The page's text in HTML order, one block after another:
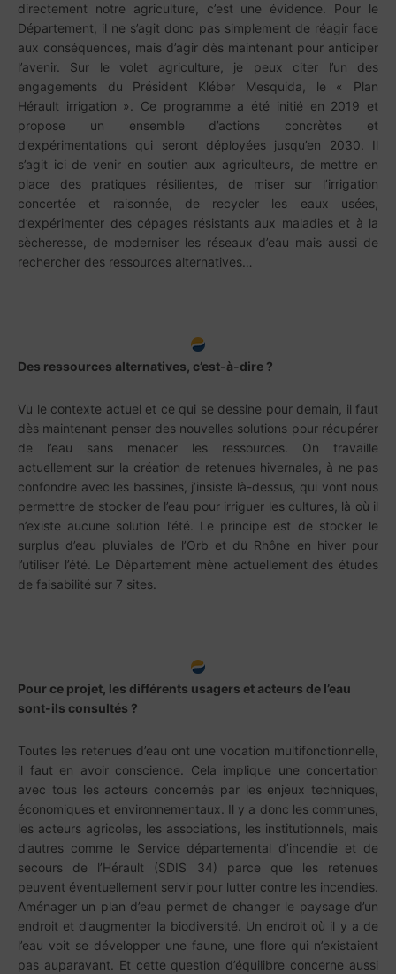
directement notre agriculture, c’est une évidence. Pour le
Département, il ne s’agit donc pas simplement de réagir face
aux conséquences, mais d’agir dès maintenant pour anticiper
l’avenir. Sur le volet agriculture, je peux citer l’un des
engagements du Président Kléber Mesquida, le « Plan
Hérault irrigation ». Ce programme a été initié en 2019 et
propose un ensemble d’actions concrètes et
d’expérimentations qui seront déployées jusqu’en 2030. Il
s’agit ici de venir en soutien aux agriculteurs, de mettre en
place des pratiques résilientes, de miser sur l’irrigation
concertée et raisonnée, de recycler les eaux usées,
d’expérimenter des cépages résistants aux maladies et à la
sècheresse, de moderniser les réseaux d’eau mais aussi de
rechercher des ressources alternatives…
Des ressources alternatives, c’est-à-dire ?
Vu le contexte actuel et ce qui se dessine pour demain, il faut
dès maintenant penser des nouvelles solutions pour récupérer
de l’eau sans menacer les ressources. On travaille
actuellement sur la création de retenues hivernales, à ne pas
confondre avec les bassines, j’insiste là-dessus, qui vont nous
permettre de stocker de l’eau pour irriguer les cultures, là où il
n’existe aucune solution l’été. Le principe est de stocker le
surplus d’eau pluviales de l’Orb et du Rhône en hiver pour
l’utiliser l’été. Le Département mène actuellement des études
de faisabilité sur 7 sites.
Pour ce projet, les différents usagers et acteurs de l’eau
sont-ils consultés ?
Toutes les retenues d’eau ont une vocation multifonctionnelle,
il faut en avoir conscience. Cela implique une concertation
avec tous les acteurs concernés par les enjeux techniques,
économiques et environnementaux. Il y a donc les communes,
les acteurs agricoles, les associations, les institutionnels, mais
d’autres comme le Service départemental d’incendie et de
secours de l’Hérault (SDIS 34) parce que les retenues
peuvent éventuellement servir pour lutter contre les incendies.
Aménager un plan d’eau permet de changer le paysage d’un
endroit et d’augmenter la biodiversité. Un endroit où il y a de
l’eau voit se développer une faune, une flore qui n’existaient
pas auparavant. Et cette question d’équilibre concerne aussi